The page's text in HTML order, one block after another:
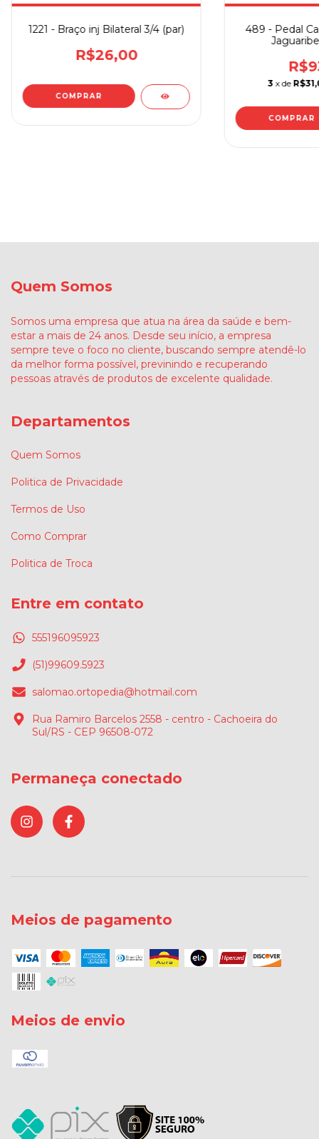
1221 - Braço inj Bilateral 3/4 (par)
R$26,00
489 - Pedal
3 x de
Quem Somos
Somos uma empresa que atua na área da saúde e bem-
estar a mais de 24 anos. Desde seu início, a empresa
sempre teve o foco no cliente, buscando sempre atendê-lo
da melhor forma possível, previnindo e recuperando
pessoas através de produtos de excelente qualidade.
Departamentos
Quem Somos
Politica de Privacidade
Termos de Uso
Como Comprar
Politica de Troca
Entre em contato
555196095923
(51)99609.5923
salomao.ortopedia@hotmail.com
Rua Ramiro Barcelos 2558 - centro - Cachoeira do
Sul/RS - CEP 96508-072
Permaneça conectado
Meios de pagamento
Meios de envio